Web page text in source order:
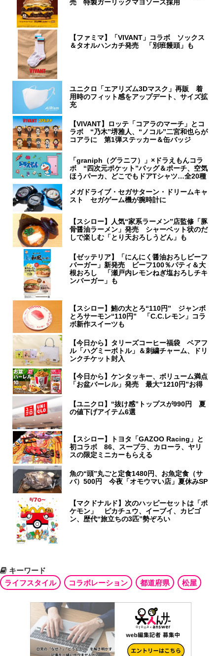
売 特製ガーリックマヨソース採用
【ファミマ】「VIVANT」コラボ ソックス
＆タオルハンカチ発売 「別班饅頭」も
ユニクロ「エアリズム3Dマスク」再販 着
用時のフィット感をアップデート、サイズ拡
充
【VIVANT】ロッテ「コアラのマーチ」とコ
ラボ “乃木”堺雅人、“ノコル”二宮和也らが
コアラに 第1弾ステッカー＆缶バッジ
「graniph（グラニフ）」×ドラえもんコラ
ボ “四次元ポケット”バッグ＆ポーチ、空気
ほうパーカ、どこでもドアTシャツ…全20種
メガドライブ・セガサターン・ドリームキャ
スト セガゲーム機が腕時計に
【スシロー】人気“家系ラーメン”店監修「豚
骨醤油ラーメン」発売 シャーベット状のだ
しで楽しむ「とり天おろしうどん」も
【ゼッテリア】「にんにく醤油おろしビーフ
バーガー」新発売 ビーフ100％パティ＆大
根おろし 「瀬戸内レモンねぎ塩おろしチキ
ンバーガー」も
【スシロー】鮪の大とろ“110円” ジャンボ
とろサーモン“110円” 「C.C.レモン」コラ
ボ新作スイーツも
【今日から】タリーズコーヒー福袋 ベアフ
ル「ハグミーボトル」＆刺繍チャーム、ドリ
ンクチケット封入
【今日から】ケンタッキー、ボリューム満点
「お盆バーレル」発売 最大“1210円”お得
【ユニクロ】“抜け感”トップスが990円 夏
の値下げアイテム6選
【スシロー】トヨタ「GAZOO Racing」と
初コラボ 86、スープラ、カローラ、ヤリ
スの限定ミニカーもらえる
魚の“頭”丸ごと定食1480円、お魚定食（サ
バ）500円 今夜「オモウマい店」夏休みSP
【マクドナルド】次のハッピーセットは「ポ
ケモン」 ピカチュウ、イーブイ、カビゴ
ン、歴代“旅立ちの3匹”勢ぞろい
キーワード
ライフスタイル
コラボレーション 都道府県 松屋